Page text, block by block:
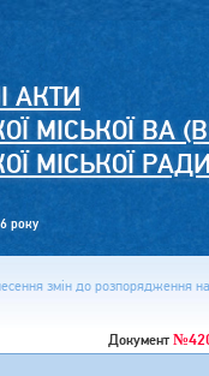
АКТИ
МІСЬКОЇ ВА
МІСЬКОЇ
року
змін до розпорядження
Документ